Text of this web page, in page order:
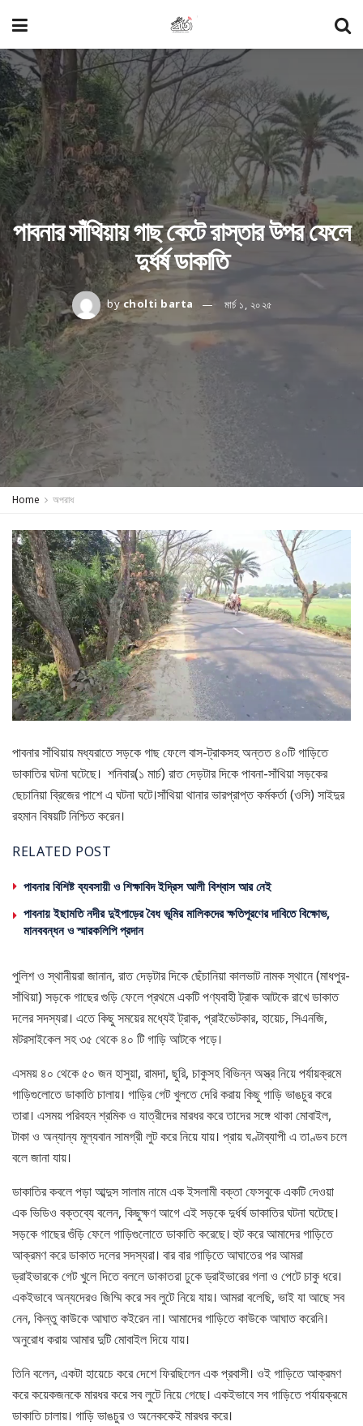
পাবনার সাঁথিয়ায় গাছ কেটে রাস্তার উপর ফেলে
দুর্ধর্ষ ডাকাতি
bycholti barta মার্চ ১, ২০২৫
Home অপরাধ
পাবনার সাঁথিয়ায় মধ্যরাতে সড়কে গাছ ফেলে বাস-ট্রাকসহ অন্তত ৪০টি গাড়িতে
ডাকাতির ঘটনা ঘটেছে। শনিবার(১ মার্চ) রাত দেড়টার দিকে পাবনা-সাঁথিয়া সড়কের
ছেচানিয়া ব্রিজের পাশে এ ঘটনা ঘটে।সাঁথিয়া থানার ভারপ্রাপ্ত কর্মকর্তা (ওসি) সাইদুর
রহমান বিষয়টি নিশ্চিত করেন।
RELATED POST
পাবনার বিশিষ্ট ব্যবসায়ী ও শিক্ষাবিদ ইদ্রিস আলী বিশ্বাস আর নেই
পাবনায় ইছামতি নদীর দুইপাড়ের বৈধ ভূমির মালিকদের ক্ষতিপূরণের দাবিতে বিক্ষোভ,
মানববন্ধন ও স্মারকলিপি প্রদান
পুলিশ ও স্থানীয়রা জানান, রাত দেড়টার দিকে ছেঁচানিয়া কালভাট নামক স্থানে (মাধপুর-
সাঁথিয়া) সড়কে গাছের গুড়ি ফেলে প্রথমে একটি পণ্যবাহী ট্রাক আটকে রাখে ডাকাত
দলের সদস্যরা। এতে কিছু সময়ের মধ্যেই ট্রাক, প্রাইভেটকার, হায়েচ, সিএনজি,
মটরসাইকেল সহ ৩৫ থেকে ৪০ টি গাড়ি আটকে পড়ে।
এসময় ৪০ থেকে ৫০ জন হাসুয়া, রামদা, ছুরি, চাকুসহ বিভিন্ন অস্ত্র নিয়ে পর্যায়ক্রমে
গাড়িগুলোতে ডাকাতি চালায়। গাড়ির গেট খুলতে দেরি করায় কিছু গাড়ি ভাঙচুর করে
তারা। এসময় পরিবহন শ্রমিক ও যাত্রীদের মারধর করে তাদের সঙ্গে থাকা মোবাইল,
টাকা ও অন্যান্য মূল্যবান সামগ্রী লুট করে নিয়ে যায়। প্রায় ঘণ্টাব্যাপী এ তাণ্ডব চলে
বলে জানা যায়।
ডাকাতির কবলে পড়া আব্দুস সালাম নামে এক ইসলামী বক্তা ফেসবুকে একটি দেওয়া
এক ভিডিও বক্তব্যে বলেন, কিছুক্ষণ আগে এই সড়কে দুর্ধর্ষ ডাকাতির ঘটনা ঘটেছে।
সড়কে গাছের গুঁড়ি ফেলে গাড়িগুলোতে ডাকাতি করেছে। হুট করে আমাদের গাড়িতে
আক্রমণ করে ডাকাত দলের সদস্যরা। বার বার গাড়িতে আঘাতের পর আমরা
ড্রাইভারকে গেট খুলে দিতে বললে ডাকাতরা ঢুকে ড্রাইভারের গলা ও পেটে চাকু ধরে।
একইভাবে অন্যদেরও জিম্মি করে সব লুটে নিয়ে যায়। আমরা বলেছি, ভাই যা আছে সব
নেন, কিন্তু কাউকে আঘাত কইরেন না। আমাদের গাড়িতে কাউকে আঘাত করেনি।
অনুরোধ করায় আমার দুটি মোবাইল দিয়ে যায়।
তিনি বলেন, একটা হায়েচে করে দেশে ফিরছিলেন এক প্রবাসী। ওই গাড়িতে আক্রমণ
করে কয়েকজনকে মারধর করে সব লুটে নিয়ে গেছে। একইভাবে সব গাড়িতে পর্যায়ক্রমে
ডাকাতি চালায়। গাড়ি ভাঙচুর ও অনেককেই মারধর করে।